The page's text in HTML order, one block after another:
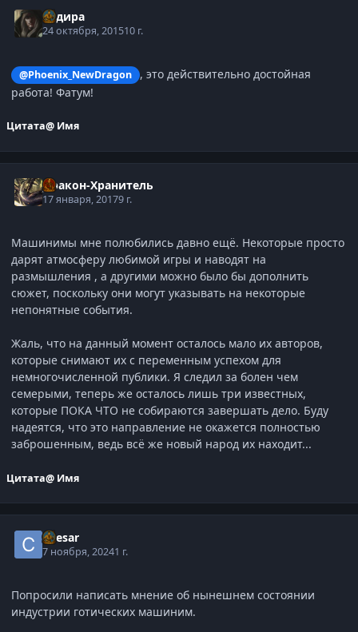
Задира
24 октября, 201510 г.
@Phoenix_NewDragon
, это действительно достойная
работа! Фатум!
Цитата@ Имя
Дракон-Хранитель
17 января, 20179 г.
Машинимы мне полюбились давно ещё. Некоторые просто
дарят атмосферу любимой игры и наводят на
размышления , а другими можно было бы дополнить
сюжет, поскольку они могут указывать на некоторые
непонятные события.
Жаль, что на данный момент осталось мало их авторов,
которые снимают их с переменным успехом для
немногочисленной публики. Я следил за болен чем
семерыми, теперь же осталось лишь три известных,
которые ПОКА ЧТО не собираются завершать дело. Буду
надеятся, что это направление не окажется полностью
заброшенным, ведь всё же новый народ их находит...
Цитата@ Имя
Caesar
7 ноября, 20241 г.
Попросили написать мнение об нынешнем состоянии
индустрии готических машиним.